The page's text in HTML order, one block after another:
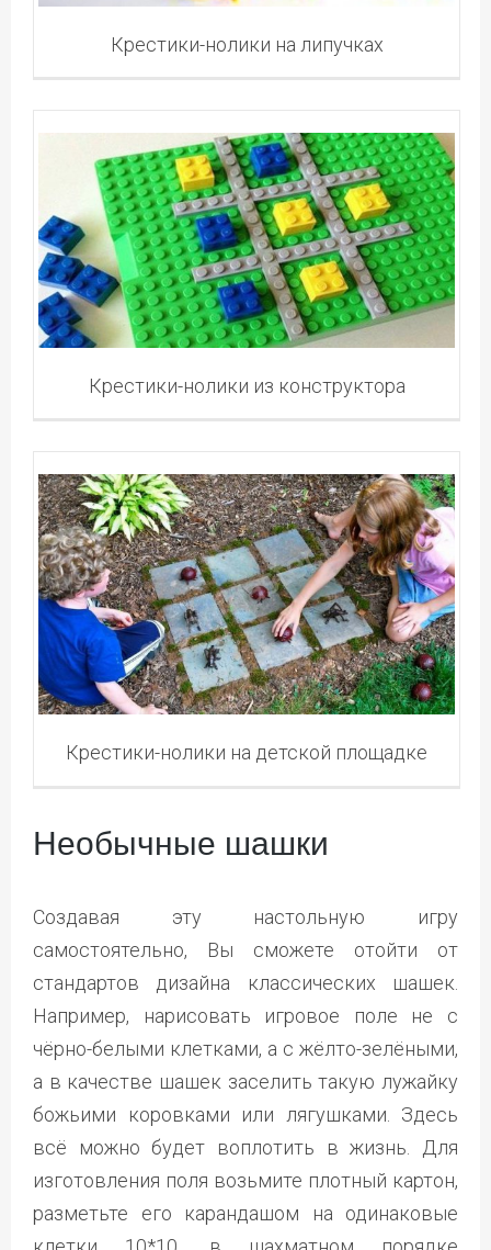
Крестики-нолики на липучках
Крестики-нолики из конструктора
Крестики-нолики на детской площадке
Необычные шашки
Создавая эту настольную игру
самостоятельно, Вы сможете отойти от
стандартов дизайна классических шашек.
Например, нарисовать игровое поле не с
чёрно-белыми клетками, а с жёлто-зелёными,
а в качестве шашек заселить такую лужайку
божьими коровками или лягушками. Здесь
всё можно будет воплотить в жизнь. Для
изготовления поля возьмите плотный картон,
разметьте его карандашом на одинаковые